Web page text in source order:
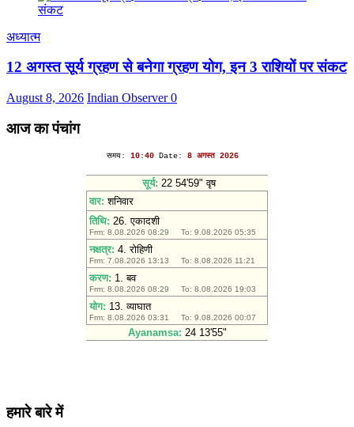
अध्यात्म
12 अगस्त सूर्य ग्रहण से बनेगा ग्रहण योग, इन 3 राशियों पर संकट
August 8, 2026 Indian Observer0
आज का पंचांग
हमारे बारे में